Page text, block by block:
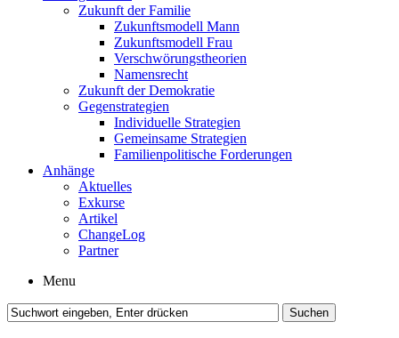
Zukunft der Familie
Zukunftsmodell Mann
Zukunftsmodell Frau
Verschwörungstheorien
Namensrecht
Zukunft der Demokratie
Gegenstrategien
Individuelle Strategien
Gemeinsame Strategien
Familienpolitische Forderungen
Anhänge
Aktuelles
Exkurse
Artikel
ChangeLog
Partner
Menu